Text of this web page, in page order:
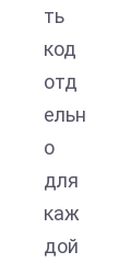
ть
код
отд
ельн
о
для
каж
дой